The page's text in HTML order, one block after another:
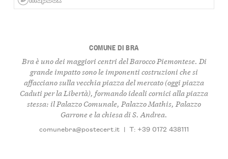
COMUNE DI BRA
Bra è uno dei maggiori centri del Barocco Piemontese. Di
grande impatto sono le imponenti costruzioni che si
affacciano sulla vecchia piazza del mercato (oggi piazza
Caduti per la Libertà), formando ideali cornici alla piazza
stessa: il Palazzo Comunale, Palazzo Mathis, Palazzo
Garrone e la chiesa di S. Andrea.
comunebra@postecert.it | T: +39 0172 438111